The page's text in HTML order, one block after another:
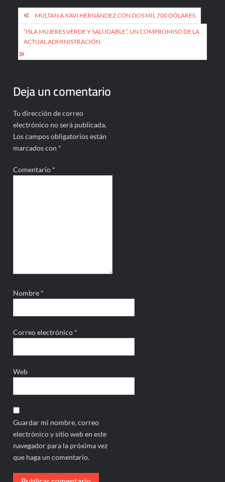
Navegación
de
entradas
MULTAN A XAVI HERNÁNDEZ CON DOS MIL 700 DÓLARES
“ISLA MUJERES VERDE Y SALUDABLE”, UN COMPROMISO DE LA
ACTUAL ADMINISTRACIÓN
Deja un comentario
Tu dirección de correo
electrónico no será publicada.
Los campos obligatorios están
marcados con *
Comentario *
Nombre *
Correo electrónico *
Web
Guardar mi nombre, correo
electrónico y sitio web en este
navegador para la próxima vez
que haga un comentario.